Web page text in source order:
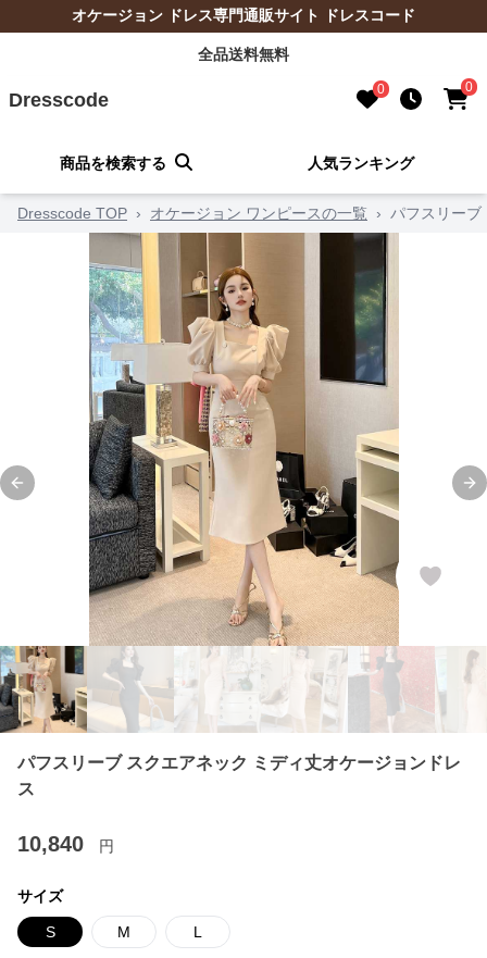
オケージョン ドレス専門通販サイト ドレスコード
全品送料無料
Dresscode 0 0
商品を検索する 人気ランキング
Dresscode TOP › オケージョン ワンピースの一覧 › パフスリー
Previous slide
パフスリーブ スクエアネック ミディ丈オケージョンドレ
ス
10,840 円
サイズ
S M L